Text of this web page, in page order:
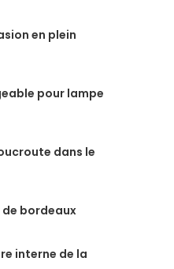
en plein
pour lampe
dans le
bordeaux
interne de la